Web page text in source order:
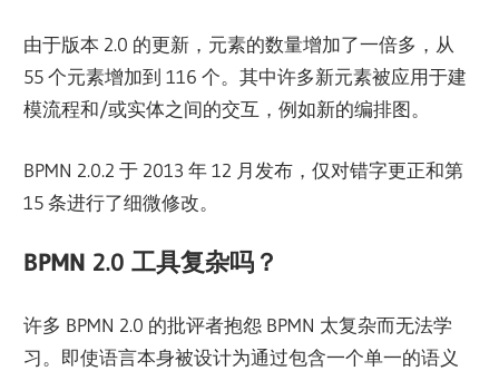
由于版本 2.0 的更新，元素的数量增加了一倍多，从
55 个元素增加到 116 个。其中许多新元素被应用于建
模流程和/或实体之间的交互，例如新的编排图。
BPMN 2.0.2 于 2013 年 12 月发布，仅对错字更正和第
15 条进行了细微修改。
BPMN 2.0 工具复杂吗？
许多 BPMN 2.0 的批评者抱怨 BPMN 太复杂而无法学
习。即使语言本身被设计为通过包含一个单一的语义